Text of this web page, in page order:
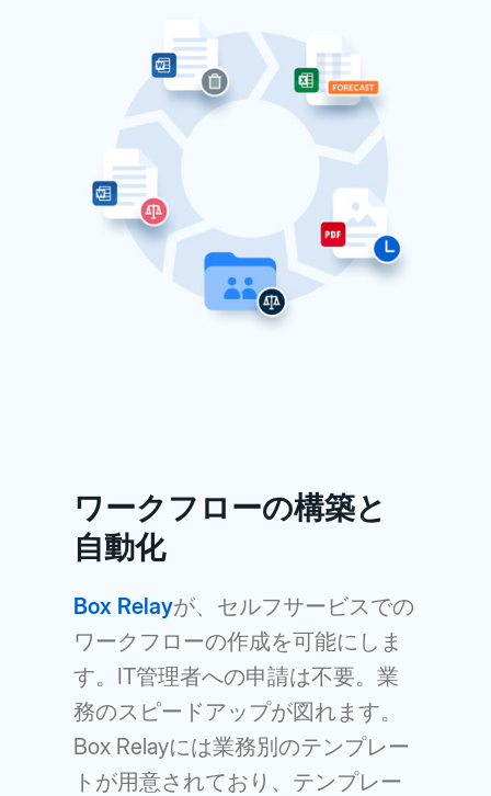
ワークフローの構築と
自動化
Box Relayが、セルフサービスでの
ワークフローの作成を可能にしま
す。IT管理者への申請は不要。業
務のスピードアップが図れます。
Box Relayには業務別のテンプレー
トが用意されており、テンプレー